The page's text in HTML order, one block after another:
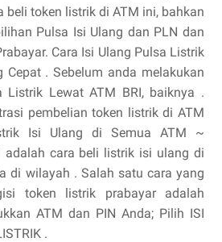
beli token listrik di ATM ini, bahkan
Pulsa Isi Ulang dan PLN dan
Cara Isi Ulang Pulsa Listrik
Cepat . Sebelum anda melakukan
Listrik Lewat ATM BRI, baiknya .
pembelian token listrik di ATM
Isi Ulang di Semua ATM ~
adalah cara beli listrik isi ulang di
di wilayah . Salah satu cara yang
token listrik prabayar adalah
ATM dan PIN Anda; Pilih ISI
.